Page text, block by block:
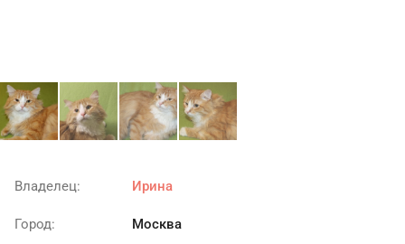
Владелец: Ирина
Город: Москва